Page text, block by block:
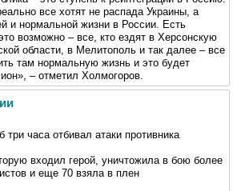
все хотят не распада Украины, а
и нормальной жизни в России. Есть
возможно – все, кто ездят в Херсонскую
области, в Мелитополь и так далее – все
там нормальную жизнь и это будет
– отметил Холмогоров.
часа отбивал атаки противника
входил герой, уничтожила в бою более
и еще 70 взяла в плен